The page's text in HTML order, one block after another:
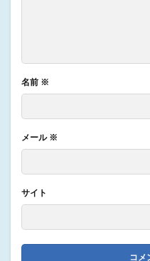
名前 ※
メール ※
サイト